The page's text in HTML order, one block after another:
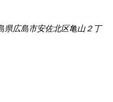
広島市安佐北区亀山２丁